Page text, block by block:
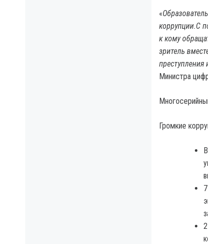
«
коррупции.С
к кому
зритель
преступления
Министра
Громкие